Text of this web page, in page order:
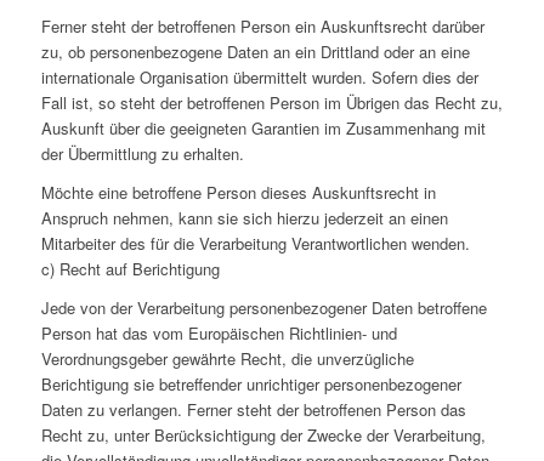
Ferner steht der betroffenen Person ein Auskunftsrecht darüber
zu, ob personenbezogene Daten an ein Drittland oder an eine
internationale Organisation übermittelt wurden. Sofern dies der
Fall ist, so steht der betroffenen Person im Übrigen das Recht zu,
Auskunft über die geeigneten Garantien im Zusammenhang mit
der Übermittlung zu erhalten.
Möchte eine betroffene Person dieses Auskunftsrecht in
Anspruch nehmen, kann sie sich hierzu jederzeit an einen
Mitarbeiter des für die Verarbeitung Verantwortlichen wenden.
c) Recht auf Berichtigung
Jede von der Verarbeitung personenbezogener Daten betroffene
Person hat das vom Europäischen Richtlinien- und
Verordnungsgeber gewährte Recht, die unverzügliche
Berichtigung sie betreffender unrichtiger personenbezogener
Daten zu verlangen. Ferner steht der betroffenen Person das
Recht zu, unter Berücksichtigung der Zwecke der Verarbeitung,